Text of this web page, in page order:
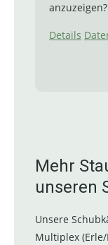
anzuzeigen?
Details
Mehr
unseren
Unsere
Multiplex